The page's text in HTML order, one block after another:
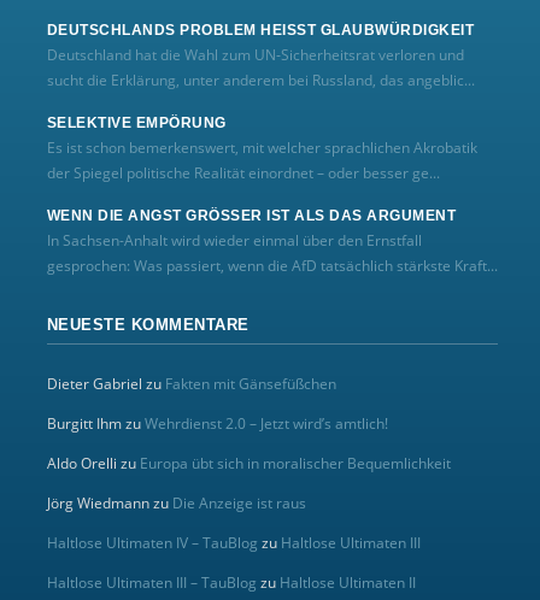
DEUTSCHLANDS PROBLEM HEISST GLAUBWÜRDIGKEIT
Deutschland hat die Wahl zum UN‑Sicherheitsrat verloren und
sucht die Erklärung, unter anderem bei Russland, das angeblic...
SELEKTIVE EMPÖRUNG
Es ist schon bemerkenswert, mit welcher sprachlichen Akrobatik
der Spiegel politische Realität einordnet – oder besser ge...
WENN DIE ANGST GRÖSSER IST ALS DAS ARGUMENT
In Sachsen-Anhalt wird wieder einmal über den Ernstfall
gesprochen: Was passiert, wenn die AfD tatsächlich stärkste Kraft...
NEUESTE KOMMENTARE
Dieter Gabriel zu Fakten mit Gänsefüßchen
Burgitt IhmzuWehrdienst 2.0 – Jetzt wird’s amtlich!
Aldo Orelli zu Europa übt sich in moralischer Bequemlichkeit
Jörg Wiedmannzu Die Anzeige ist raus
Haltlose Ultimaten IV – TauBlog zu Haltlose Ultimaten III
Haltlose Ultimaten III – TauBlog zu Haltlose Ultimaten II